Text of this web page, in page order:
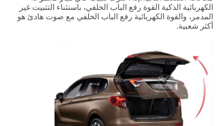
الكهربائية الذكية القوة رفع الباب الخلفي، باستثناء التثبيت غير
المدمر، والقوة الكهربائية رفع الباب الخلفي مع صوت هادئ هو
أكثر شعبية.